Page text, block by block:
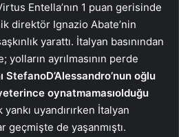
Entella’nın 1 puan gerisinde
direktör Ignazio Abate’nin
yarattı. İtalyan basınından
ayrılmasının perde
StefanoD’Alessandro’nun oğlu
oynatmamasıolduğu
uyandırırken İtalyan
de yaşanmıştı.